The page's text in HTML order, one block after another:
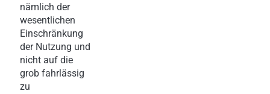
nämlich der
wesentlichen
Einschränkung
der Nutzung und
nicht auf die
grob fahrlässig
zu